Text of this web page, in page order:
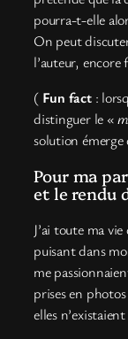
pourra-t-elle
On peut
l’auteur, encore
( Fun fact:
distinguer le «
solution
Pour ma
et le rendu
J’ai toute ma
puisant dans
me
prises en
elles